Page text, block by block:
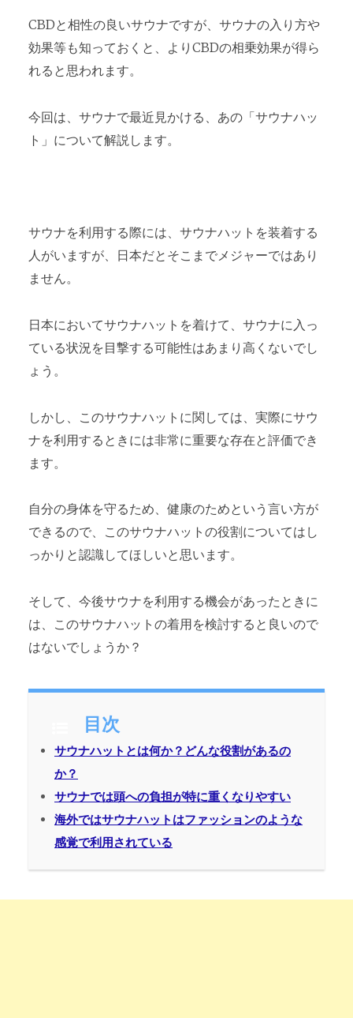
CBDと相性の良いサウナですが、サウナの入り方や
効果等も知っておくと、よりCBDの相乗効果が得ら
れると思われます。
今回は、サウナで最近見かける、あの「サウナハッ
ト」について解説します。
サウナを利用する際には、サウナハットを装着する
人がいますが、日本だとそこまでメジャーではあり
ません。
日本においてサウナハットを着けて、サウナに入っ
ている状況を目撃する可能性はあまり高くないでし
ょう。
しかし、このサウナハットに関しては、実際にサウ
ナを利用するときには非常に重要な存在と評価でき
ます。
自分の身体を守るため、健康のためという言い方が
できるので、このサウナハットの役割についてはし
っかりと認識してほしいと思います。
そして、今後サウナを利用する機会があったときに
は、このサウナハットの着用を検討すると良いので
はないでしょうか？
目次
サウナハットとは何か？どんな役割があるの
か？
サウナでは頭への負担が特に重くなりやすい
海外ではサウナハットはファッションのような
感覚で利用されている